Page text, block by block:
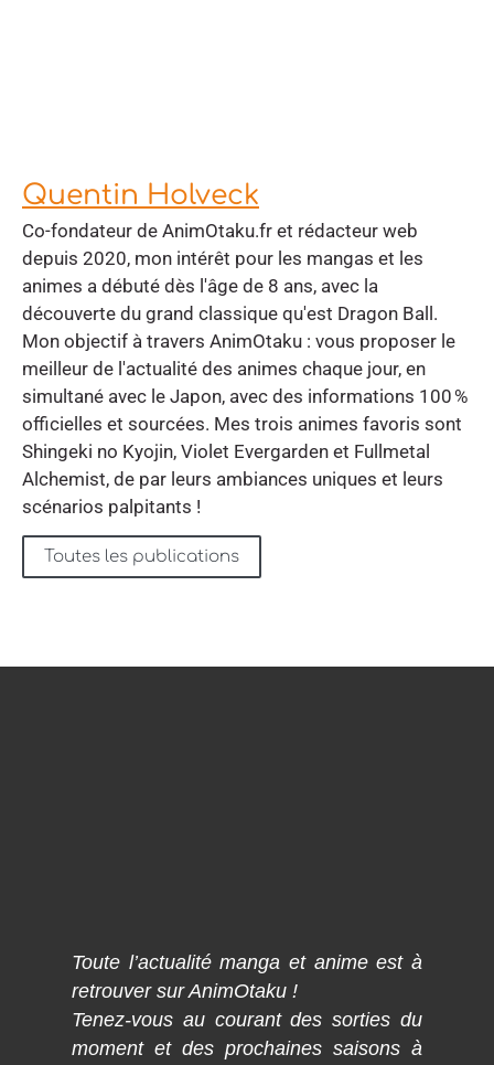
Quentin Holveck
Co-fondateur de AnimOtaku.fr et rédacteur web
depuis 2020, mon intérêt pour les mangas et les
animes a débuté dès l'âge de 8 ans, avec la
découverte du grand classique qu'est Dragon Ball.
Mon objectif à travers AnimOtaku : vous proposer le
meilleur de l'actualité des animes chaque jour, en
simultané avec le Japon, avec des informations 100 %
officielles et sourcées. Mes trois animes favoris sont
Shingeki no Kyojin, Violet Evergarden et Fullmetal
Alchemist, de par leurs ambiances uniques et leurs
scénarios palpitants !
Toutes les publications
Toute l’actualité manga et anime est à
retrouver sur AnimOtaku !
Tenez-vous au courant des sorties du
moment et des prochaines saisons à